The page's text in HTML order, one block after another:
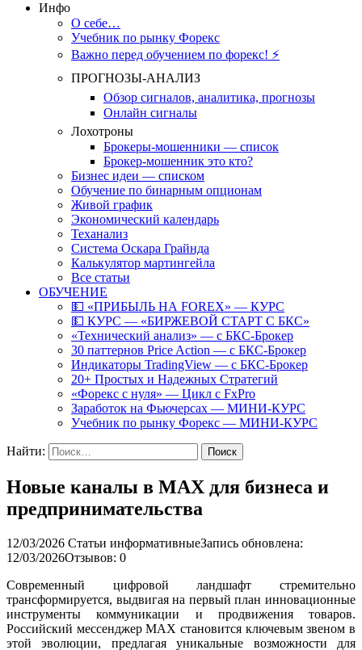
Инфо
О себе…
Учебник по рынку Форекс
Важно перед обучением по форекс! ⚡
ПРОГНОЗЫ-АНАЛИЗ
Обзор сигналов, аналитика, прогнозы
Онлайн сигналы
Лохотроны
Брокеры-мошенники — список
Брокер-мошенник это кто?
Бизнес идеи — списком
Обучение по бинарным опционам
Живой график
Экономический календарь
Теханализ
Система Оскара Грайнда
Калькулятор мартингейла
Все статьи
ОБУЧЕНИЕ
💵 «ПРИБЫЛЬ НА FOREX» — КУРС
💵 КУРС — «БИРЖЕВОЙ СТАРТ С БКС»
«Технический анализ» — с БКС-Брокер
30 паттернов Price Action — с БКС-Брокер
Индикаторы TradingView — с БКС-Брокер
20+ Простых и Надежных Стратегий
«Форекс с нуля» — Цикл с FxPro
Заработок на Фьючерсах — МИНИ-КУРС
Учебник по рынку Форекс — МИНИ-КУРС
Найти:
Новые каналы в MAX для бизнеса и
предпринимательства
12/03/2026 Статьи информативныеЗапись обновлена:
12/03/2026Отзывов: 0
Современный цифровой ландшафт стремительно
трансформируется, выдвигая на первый план инновационные
инструменты коммуникации и продвижения товаров.
Российский мессенджер MAX становится ключевым звеном в
этой эволюции, предлагая уникальные возможности для